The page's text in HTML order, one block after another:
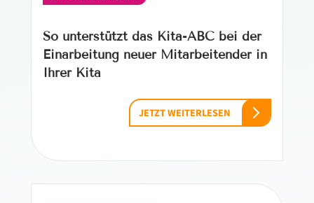
So unterstützt das Kita-ABC bei der
Einarbeitung neuer Mitarbeitender in
Ihrer Kita
JETZT WEITERLESEN